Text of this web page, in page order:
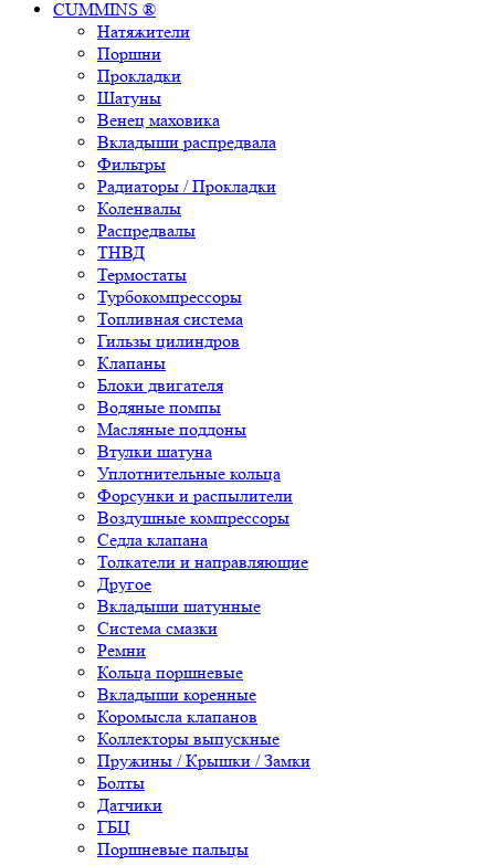
CUMMINS ®
Натяжители
Поршни
Прокладки
Шатуны
Венец маховика
Вкладыши распредвала
Фильтры
Радиаторы / Прокладки
Коленвалы
Распредвалы
ТНВД
Термостаты
Турбокомпрессоры
Топливная система
Гильзы цилиндров
Клапаны
Блоки двигателя
Водяные помпы
Масляные поддоны
Втулки шатуна
Уплотнительные кольца
Форсунки и распылители
Воздушные компрессоры
Седла клапана
Толкатели и направляющие
Другое
Вкладыши шатунные
Система смазки
Ремни
Кольца поршневые
Вкладыши коренные
Коромысла клапанов
Коллекторы выпускные
Пружины / Крышки / Замки
Болты
Датчики
ГБЦ
Поршневые пальцы